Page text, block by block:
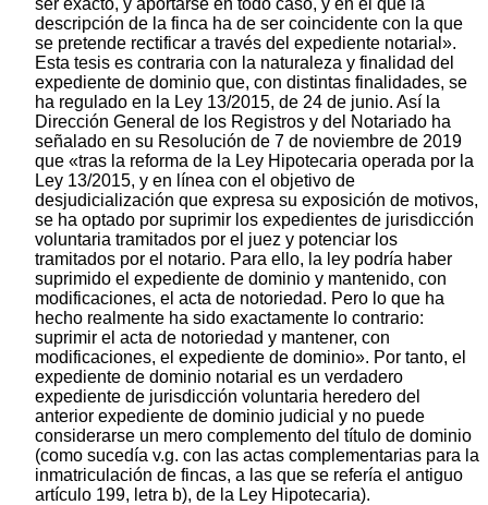
descripción de la finca ha de ser coincidente con la que
se pretende rectificar a través del expediente notarial».
Esta tesis es contraria con la naturaleza y finalidad del
expediente de dominio que, con distintas finalidades, se
ha regulado en la Ley 13/2015, de 24 de junio. Así la
Dirección General de los Registros y del Notariado ha
señalado en su Resolución de 7 de noviembre de 2019
que «tras la reforma de la Ley Hipotecaria operada por la
Ley 13/2015, y en línea con el objetivo de
desjudicialización que expresa su exposición de motivos,
se ha optado por suprimir los expedientes de jurisdicción
voluntaria tramitados por el juez y potenciar los
tramitados por el notario. Para ello, la ley podría haber
suprimido el expediente de dominio y mantenido, con
modificaciones, el acta de notoriedad. Pero lo que ha
hecho realmente ha sido exactamente lo contrario:
suprimir el acta de notoriedad y mantener, con
modificaciones, el expediente de dominio». Por tanto, el
expediente de dominio notarial es un verdadero
expediente de jurisdicción voluntaria heredero del
anterior expediente de dominio judicial y no puede
considerarse un mero complemento del título de dominio
(como sucedía v.g. con las actas complementarias para la
inmatriculación de fincas, a las que se refería el antiguo
artículo 199, letra b), de la Ley Hipotecaria).